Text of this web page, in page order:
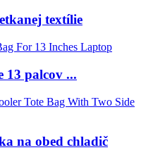
textílie
13 palcov ...
na obed chladič